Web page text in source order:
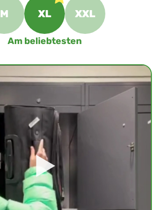
M XL XXL
Am beliebtesten